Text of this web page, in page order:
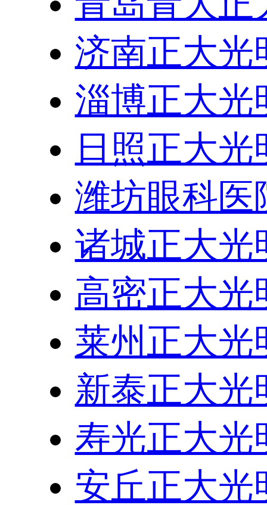
济南正大光
淄博正大光
日照正大
潍坊眼科医
诸城正大光
高密正大光
莱州正大光
新泰正大光
寿光正大光
安丘正大光